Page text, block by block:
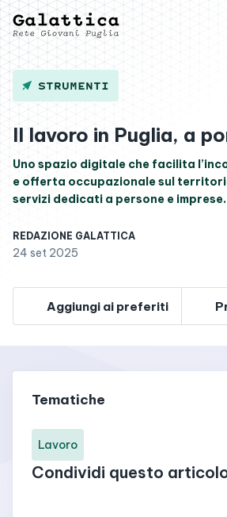
STRUMENTI
Il lavoro in Puglia, a
Uno spazio digitale che facilita
e offerta occupazionale sul
servizi dedicati a persone e imprese.
REDAZIONE GALATTICA
24 set 2025
Aggiungi ai preferiti
Tematiche
Lavoro
Condividi questo